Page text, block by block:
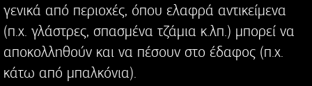
γενικά από περιοχές, όπου ελαφρά αντικείμενα
(π.χ. γλάστρες, σπασμένα τζάμια κ.λπ.) μπορεί να
αποκολληθούν και να πέσουν στο έδαφος (π.χ.
κάτω από μπαλκόνια).